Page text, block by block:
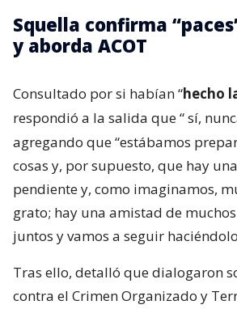
Squella confirma
y aborda ACOT
Consultado por si habían “hecho
respondió a la salida que “sí,
agregando que “estábamos
cosas y, por supuesto, que hay
pendiente y, como imaginamos,
grato; hay una amistad de
juntos y vamos a seguir
Tras ello, detalló que dialogaron
contra el Crimen Organizado y